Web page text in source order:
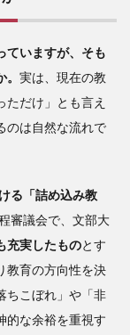
ていますが、そも
実は、現在の教
だけ」とも言え
のは自然な流れで
る「詰め込み教
審議会で、文部大
充実したものとす
教育の方向性を決
ちこぼれ」や「非
的な余裕を重視す